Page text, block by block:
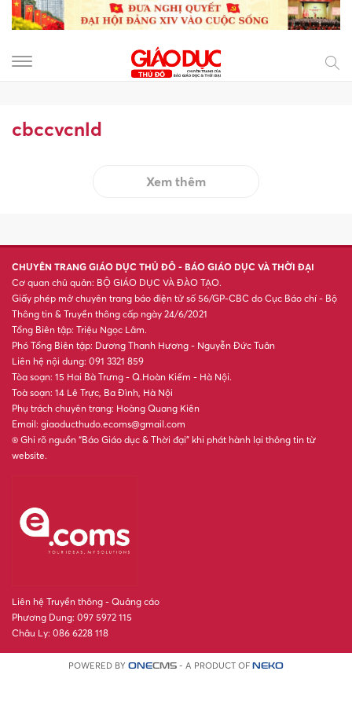
cbccvcnld
Xem thêm
CHUYÊN TRANG GIÁO DỤC THỦ ĐÔ - BÁO GIÁO DỤC VÀ THỜI ĐẠI
Cơ quan chủ quản: BỘ GIÁO DỤC VÀ ĐÀO TẠO.
Giấy phép mở chuyên trang báo điện tử số 56/GP-CBC do Cục Báo chí - Bộ
Thông tin & Truyền thông cấp ngày 24/6/2021
Tổng Biên tập: Triệu Ngọc Lâm.
Phó Tổng Biên tập: Dương Thanh Hương - Nguyễn Đức Tuân
Liên hệ nội dung: 091 3321 859
Tòa soạn: 15 Hai Bà Trưng - Q.Hoàn Kiếm - Hà Nội.
Toà soạn: 14 Lê Trực, Ba Đình, Hà Nội
Phụ trách chuyên trang: Hoàng Quang Kiên
Email: giaoducthudo.ecoms@gmail.com
® Ghi rõ nguồn “Báo Giáo dục & Thời đại” khi phát hành lại thông tin từ
website.
Liên hệ Truyền thông - Quảng cáo
Phương Dung: 097 5972 115
Châu Ly: 086 6228 118
POWERED BY ONECMS - A PRODUCT OF NEKO